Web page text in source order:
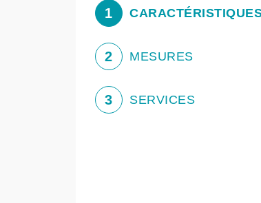
1
2 MESURES
3 SERVICES